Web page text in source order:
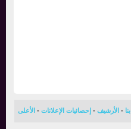
الأرشيف-إحصائيات الإعلانات-الأعلى